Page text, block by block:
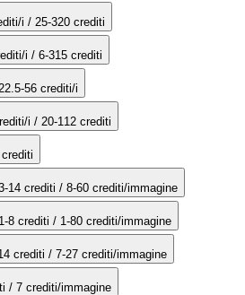
i / 25-320 crediti
i / 6-315 crediti
22.5-56 crediti/i
i / 20-112 crediti
14 crediti / 8-60 crediti/immagine
1-8 crediti / 1-80 crediti/immagine
crediti / 7-27 crediti/immagine
/ 7 crediti/immagine